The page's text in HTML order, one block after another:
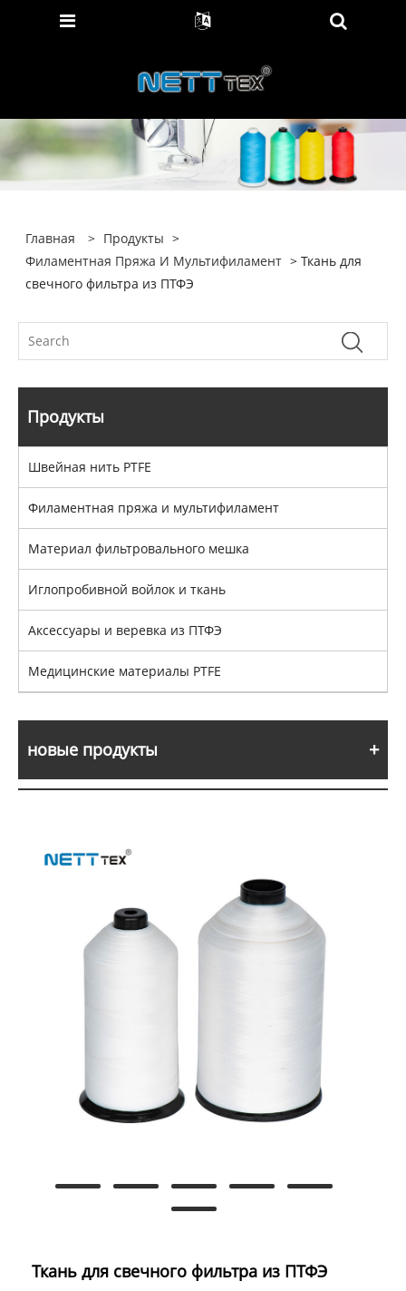
Главная > Продукты >
Филаментная Пряжа И Мультифиламент > Ткань для
свечного фильтра из ПТФЭ
Продукты
Швейная нить PTFE
Филаментная пряжа и мультифиламент
Материал фильтровального мешка
Иглопробивной войлок и ткань
Аксессуары и веревка из ПТФЭ
Медицинские материалы PTFE
новые продукты
Ткань для свечного фильтра из ПТФЭ